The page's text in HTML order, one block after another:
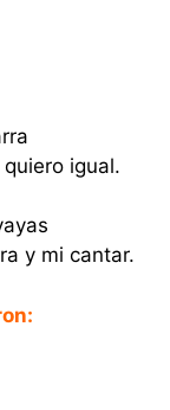
igual.
y mi cantar.